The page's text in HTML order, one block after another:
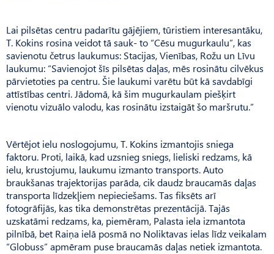
Lai pilsētas centru padarītu gājējiem, tūristiem interesantāku,
T. Kokins rosina veidot tā sauk- to “Cēsu mugurkaulu”, kas
savienotu četrus laukumus: Stacijas, Vienības, Rožu un Līvu
laukumu: “Savienojot šīs pilsētas daļas, mēs rosinātu cilvēkus
pārvietoties pa centru. Šie laukumi varētu būt kā savdabīgi
attīstības centri. Jādomā, kā šim mugurkaulam piešķirt
vienotu vizuālo valodu, kas rosinātu izstaigāt šo maršrutu.”
Vērtējot ielu noslogojumu, T. Kokins izmantojis sniega
faktoru. Proti, laikā, kad uzsnieg sniegs, lieliski redzams, kā
ielu, krustojumu, laukumu izmanto transports. Auto
braukšanas trajektorijas parāda, cik daudz braucamās daļas
transporta līdzekļiem nepieciešams. Tas fiksēts arī
fotogrāfijās, kas tika demonstrētas prezentācijā. Tajās
uzskatāmi redzams, ka, piemēram, Palasta iela izmantota
pilnībā, bet Raiņa ielā posmā no Noliktavas ielas līdz veikalam
“Globuss” apmēram puse braucamās daļas netiek izmantota.